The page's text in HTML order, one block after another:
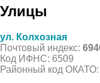
Улицы
ул. Колхозная
Почтовый индекс:
Код ИФНС: 6509
Районный код